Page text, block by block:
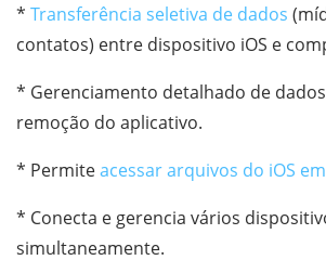
* Transferência seletiva de dados
contatos) entre dispositivo iOS e
* Gerenciamento detalhado de
remoção do aplicativo.
* Permiteacessar arquivos do iOS
* Conecta e gerencia vários
simultaneamente.